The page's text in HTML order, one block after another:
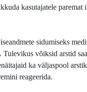
kasutajatele
sidumiseks
võiksid arstid
ka väljaspool
reageerida.